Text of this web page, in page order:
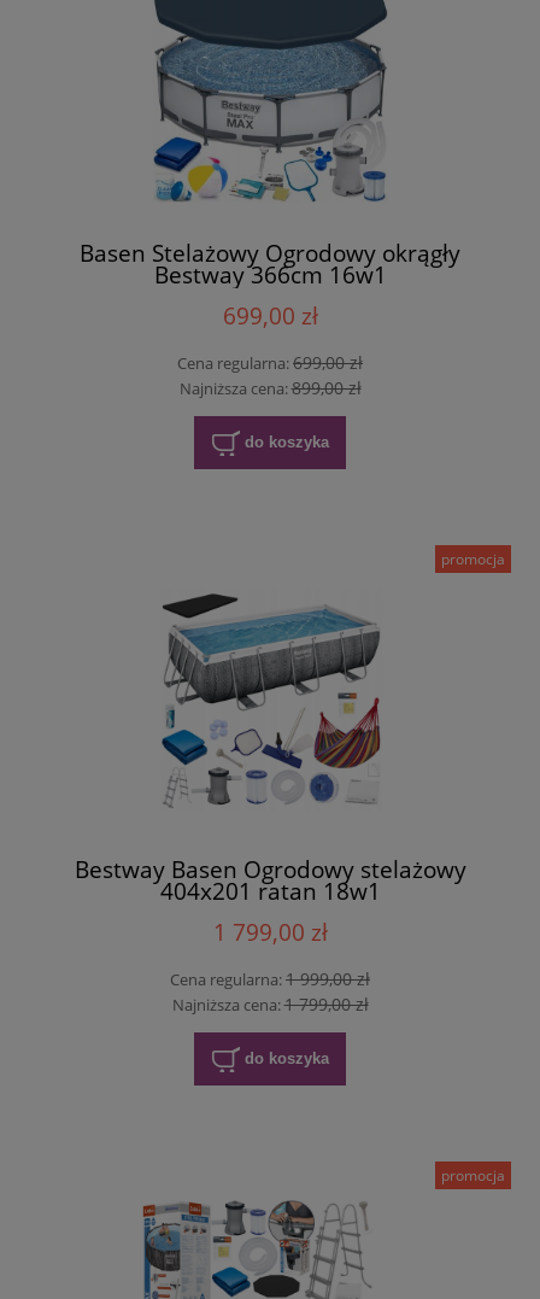
Basen Stelażowy Ogrodowy okrągły
Bestway 366cm 16w1
699,00 zł
Cena regularna:699,00 zł
Najniższa cena:899,00 zł
do koszyka
Bestway Basen Ogrodowy stelażowy
404x201 ratan 18w1
1 799,00 zł
Cena regularna:1 999,00 zł
Najniższa cena:1 799,00 zł
do koszyka
promocja
promocja